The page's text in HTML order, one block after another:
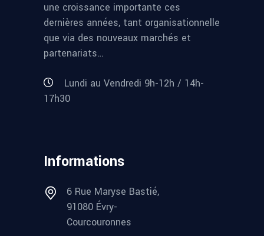
une croissance importante ces
dernières années, tant organisationnelle
que via des nouveaux marchés et
partenariats…
Lundi au Vendredi 9h-12h / 14h-
17h30
Informations
6 Rue Maryse Bastié,
91080 Évry-
Courcouronnes